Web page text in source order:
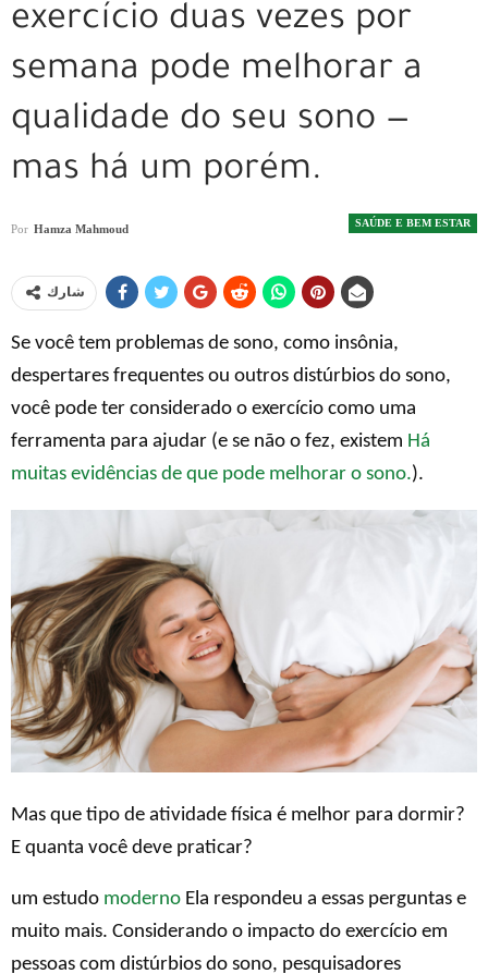
exercício duas vezes por
semana pode melhorar a
qualidade do seu sono —
mas há um porém.
SAÚDE E BEM ESTAR
Por Hamza Mahmoud
شارك
Se você tem problemas de sono, como insônia,
despertares frequentes ou outros distúrbios do sono,
você pode ter considerado o exercício como uma
ferramenta para ajudar (e se não o fez, existem Há
muitas evidências de que pode melhorar o sono.).
Mas que tipo de atividade física é melhor para dormir?
E quanta você deve praticar?
um estudo moderno Ela respondeu a essas perguntas e
muito mais. Considerando o impacto do exercício em
pessoas com distúrbios do sono, pesquisadores